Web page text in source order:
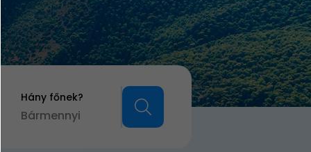
Hány főnek?
Bármennyi